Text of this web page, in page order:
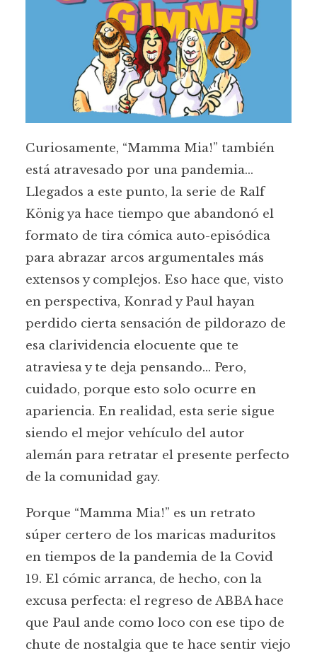
Curiosamente, “Mamma Mia!” también
está atravesado por una pandemia…
Llegados a este punto, la serie de Ralf
König ya hace tiempo que abandonó el
formato de tira cómica auto-episódica
para abrazar arcos argumentales más
extensos y complejos. Eso hace que, visto
en perspectiva, Konrad y Paul hayan
perdido cierta sensación de pildorazo de
esa clarividencia elocuente que te
atraviesa y te deja pensando… Pero,
cuidado, porque esto solo ocurre en
apariencia. En realidad, esta serie sigue
siendo el mejor vehículo del autor
alemán para retratar el presente perfecto
de la comunidad gay.
Porque “Mamma Mia!” es un retrato
súper certero de los maricas maduritos
en tiempos de la pandemia de la Covid
19. El cómic arranca, de hecho, con la
excusa perfecta: el regreso de ABBA hace
que Paul ande como loco con ese tipo de
chute de nostalgia que te hace sentir viejo